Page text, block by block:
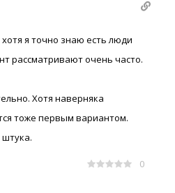
я точно знаю есть люди
рассматривают очень часто.
Хотя наверняка
тоже первым вариантом.
0